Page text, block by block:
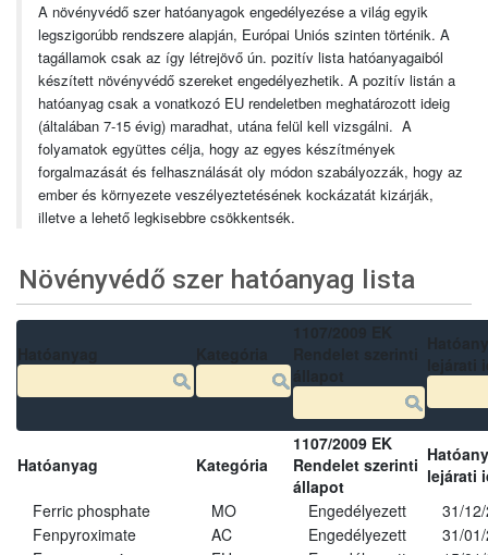
A növényvédő szer hatóanyagok engedélyezése a világ egyik
legszigorúbb rendszere alapján, Európai Uniós szinten történik. A
tagállamok csak az így létrejövő ún. pozitív lista hatóanyagaiból
készített növényvédő szereket engedélyezhetik. A pozitív listán a
hatóanyag csak a vonatkozó EU rendeletben meghatározott ideig
(általában 7-15 évig) maradhat, utána felül kell vizsgálni. A
folyamatok együttes célja, hogy az egyes készítmények
forgalmazását és felhasználását oly módon szabályozzák, hogy az
ember és környezete veszélyeztetésének kockázatát kizárják,
illetve a lehető legkisebbre csökkentsék.
Növényvédő szer hatóanyag lista
Hatóanyag Kategória
1107/2009 EK
Rendelet szerinti
állapot
lejárati
Ferric phosphate
MO Engedélyezett
31/
Fenpyroximate
AC Engedélyezett
31/